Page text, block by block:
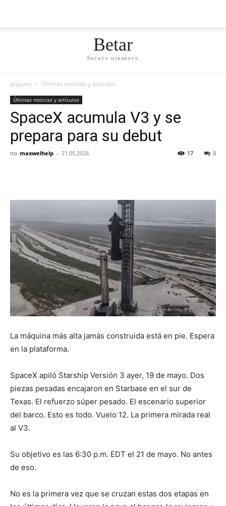
Betar
багато цікавого
додому Últimas noticias y artículos
Últimas noticias y artículos
SpaceX acumula V3 y se
prepara para su debut
по maxwelhelp - 21.05.2026 0
17
La máquina más alta jamás construida está en pie. Espera
en la plataforma.
SpaceX apiló Starship Versión 3 ayer, 19 de mayo. Dos
piezas pesadas encajaron en Starbase en el sur de
Texas. El refuerzo súper pesado. El escenario superior
del barco. Esto es todo. Vuelo 12. La primera mirada real
al V3.
Su objetivo es las 6:30 p.m. EDT el 21 de mayo. No antes
de eso.
No es la primera vez que se cruzan estas dos etapas en